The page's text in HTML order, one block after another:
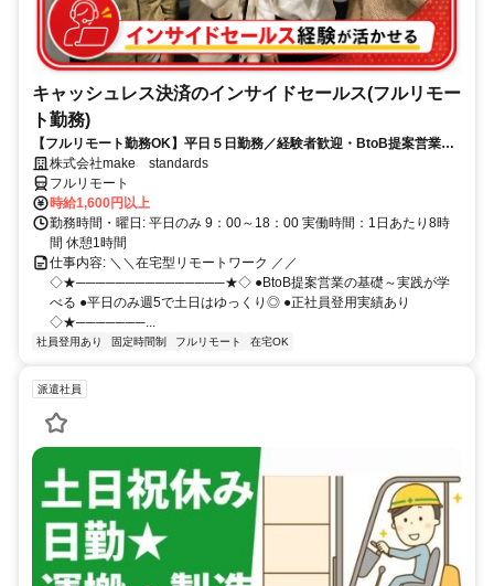
キャッシュレス決済のインサイドセールス(フルリモー
ト勤務)
【フルリモート勤務OK】平日５日勤務／経験者歓迎・BtoB提案営業で
スキルアップ
株式会社make standards
フルリモート
時給1,600円以上
勤務時間・曜日: 平日のみ 9：00～18：00 実働時間：1日あたり8時
間 休憩1時間
仕事内容: ＼＼在宅型リモートワーク ／／
◇★───────────────★◇ ●BtoB提案営業の基礎～実践が学
べる ●平日のみ週5で土日はゆっくり◎ ●正社員登用実績あり
◇★───────...
社員登用あり 固定時間制 フルリモート 在宅OK
派遣社員